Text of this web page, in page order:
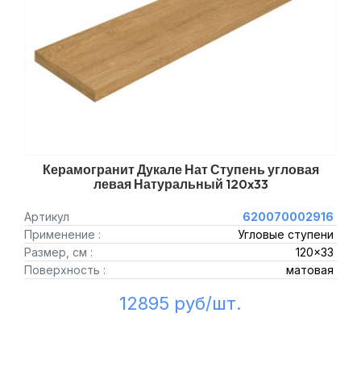
Керамогранит Дукале Нат Ступень угловая
левая Натуральный 120x33
Артикул
620070002916
Применение :
Угловые ступени
Размер, см :
120x33
Поверхность :
матовая
12895 руб/шт.